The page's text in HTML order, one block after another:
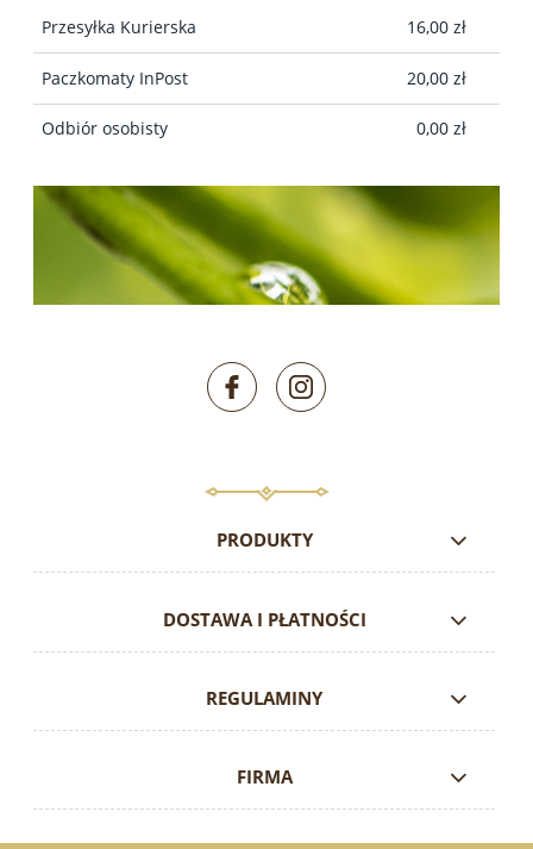
Przesyłka Kurierska 16,00 zł
Paczkomaty InPost 20,00 zł
Odbiór osobisty 0,00 zł
PRODUKTY
DOSTAWA I PŁATNOŚCI
REGULAMINY
FIRMA